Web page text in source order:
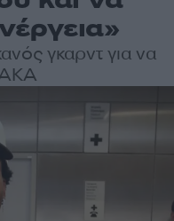
γκαρντ για να